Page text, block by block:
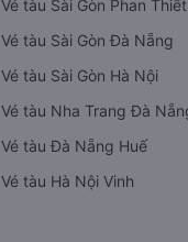
Vé tàu Sài Gòn Phan Thiết
Vé tàu Sài Gòn Đà Nẵng
Vé tàu Sài Gòn Hà Nội
Vé tàu Nha Trang Đà
Vé tàu Đà Nẵng Huế
Vé tàu Hà Nội Vinh